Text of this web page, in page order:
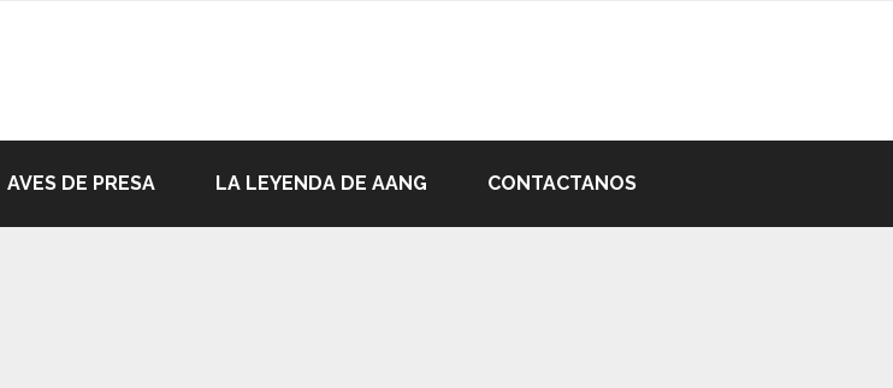
AVES DE PRESA LA LEYENDA DE AANG CONTACTANOS